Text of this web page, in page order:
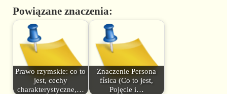
Powiązane znaczenia:
Prawo rzymskie: co to
jest, cechy
charakterystyczne,…
Znaczenie Persona
física (Co to jest,
Pojęcie i…